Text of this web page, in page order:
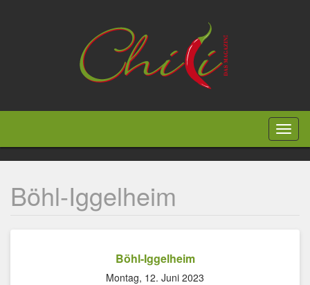
Böhl-Iggelheim
Böhl-Iggelheim
Montag, 12. Juni 2023